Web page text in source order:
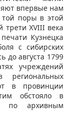
впервые нам
поры в этой
трети XVIII века
Кузнецка
с сибирских
до августа 1799
учреждений
региональных
в провинции
обстояло в
по архивным